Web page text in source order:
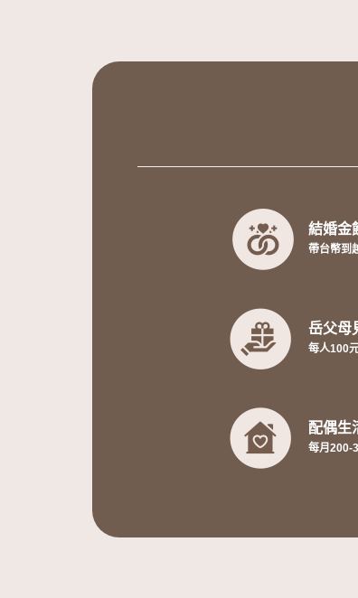
結婚金
帶台幣到
岳父母
每人100
配偶生
每月200-